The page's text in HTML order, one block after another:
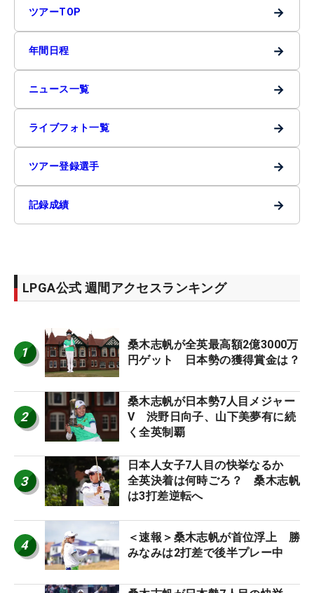
ツアーTOP →
年間日程 →
ニュース一覧 →
ライブフォト一覧 →
ツアー登録選手 →
記録成績 →
LPGA公式 週間アクセスランキング
1
桑木志帆が全英最高額2億3000万
円ゲット 日本勢の獲得賞金は？
2
桑木志帆が日本勢7人目メジャー
V 渋野日向子、山下美夢有に続
く全英制覇
3
日本人女子7人目の快挙なるか
全英決着は何時ごろ？ 桑木志帆
は3打差逆転へ
4
＜速報＞桑木志帆が首位浮上 勝
みなみは2打差で後半プレー中